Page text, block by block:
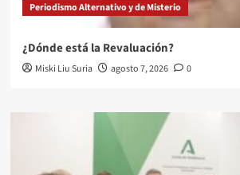
Periodismo Alternativo y de Misterio
¿Dónde está la Revaluación?
Miski Liu Suria agosto 7, 2026 0